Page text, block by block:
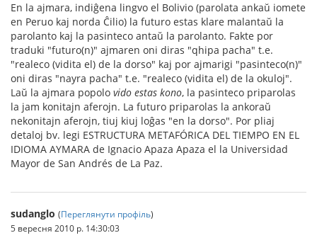
En la ajmara, indiĝena lingvo el Bolivio (parolata ankaŭ iomete
en Peruo kaj norda Ĉilio) la futuro estas klare malantaŭ la
parolanto kaj la pasinteco antaŭ la parolanto. Fakte por
traduki "futuro(n)" ajmaren oni diras "qhipa pacha" t.e.
"realeco (vidita el) de la dorso" kaj por ajmarigi "pasinteco(n)"
oni diras "nayra pacha" t.e. "realeco (vidita el) de la okuloj".
Laŭ la ajmara popolo vido estas kono, la pasinteco priparolas
la jam konitajn aferojn. La futuro priparolas la ankoraŭ
nekonitajn aferojn, tiuj kiuj loĝas "en la dorso". Por pliaj
detaloj bv. legi ESTRUCTURA METAFÓRICA DEL TIEMPO EN EL
IDIOMA AYMARA de Ignacio Apaza Apaza el la Universidad
Mayor de San Andrés de La Paz.
sudanglo (Переглянути профіль)
5 вересня 2010 р. 14:30:03